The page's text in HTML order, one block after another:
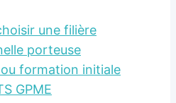
une filière
porteuse
formation initiale
GPME